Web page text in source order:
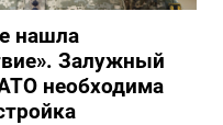
нашла
Залужный
необходима